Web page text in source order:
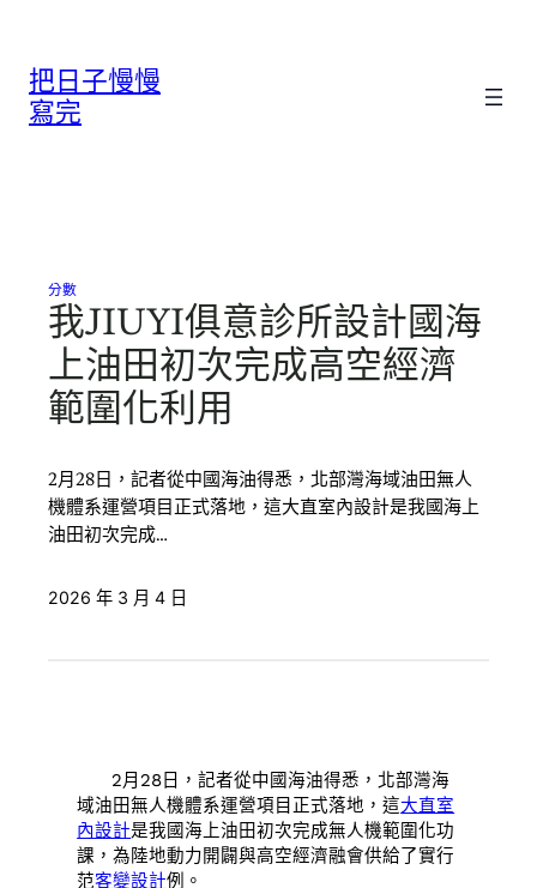
把日子慢慢
寫完
分數
我JIUYI俱意診所設計國海
上油田初次完成高空經濟
範圍化利用
2月28日，記者從中國海油得悉，北部灣海域油田無人
機體系運營項目正式落地，這大直室內設計是我國海上
油田初次完成…
2026 年 3 月 4 日
2月28日，記者從中國海油得悉，北部灣海
域油田無人機體系運營項目正式落地，這大直室
內設計是我國海上油田初次完成無人機範圍化功
課，為陸地動力開闢與高空經濟融會供給了實行
范客變設計例。